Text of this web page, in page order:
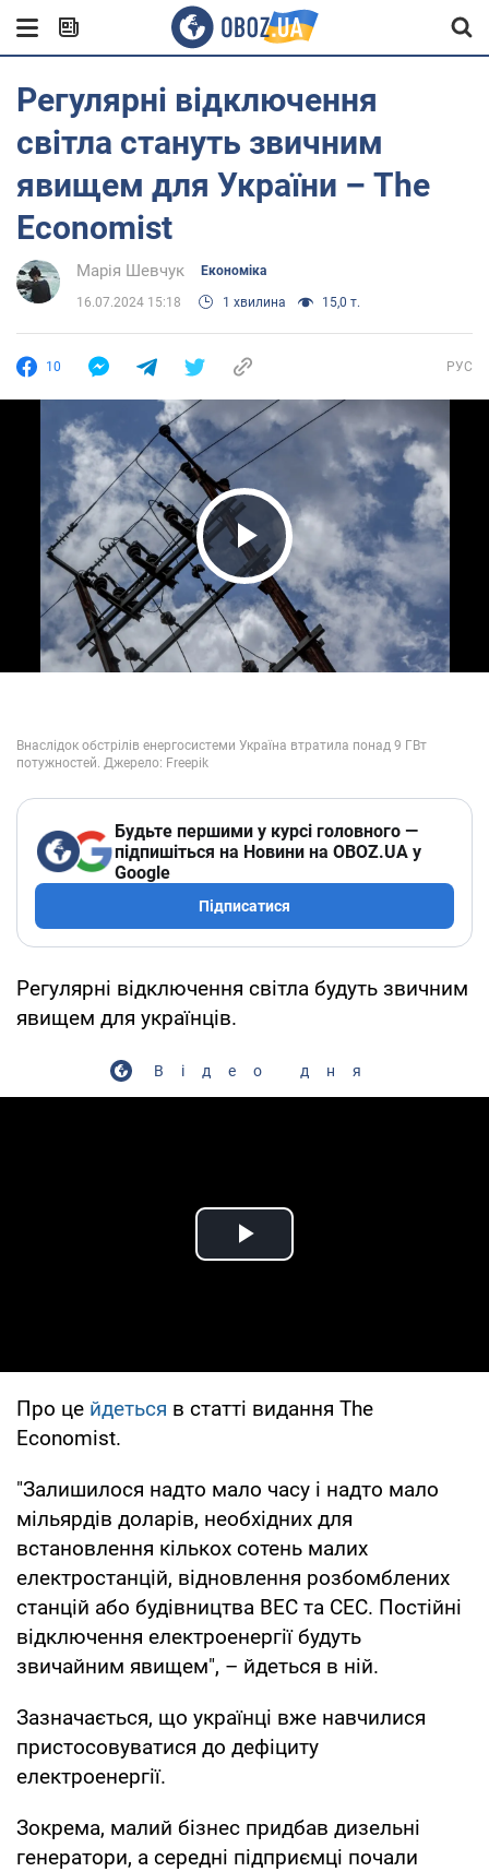
Регулярні відключення
світла стануть звичним
явищем для України – The
Economist
Марія Шевчук Економіка
16.07.2024 15:18 1 хвилина 15,0 т.
10 РУС
Play Video
Будьте першими у курсі головного —
підпишіться на Новини на OBOZ.UA у
Google
Підписатися
Регулярні відключення світла будуть звичним
явищем для українців.
Відео дня
Play Video
Про це йдеться в статті видання The
Economist.
"Залишилося надто мало часу і надто мало
мільярдів доларів, необхідних для
встановлення кількох сотень малих
електростанцій, відновлення розбомблених
станцій або будівництва ВЕС та СЕС. Постійні
відключення електроенергії будуть
звичайним явищем", – йдеться в ній.
Зазначається, що українці вже навчилися
пристосовуватися до дефіциту
електроенергії.
Зокрема, малий бізнес придбав дизельні
генератори, а середні підприємці почали